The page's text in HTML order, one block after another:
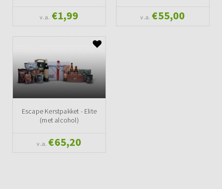
v.a. €1,99 v.a. €55,00
Escape Kerstpakket - Elite
(met alcohol)
v.a. €65,20